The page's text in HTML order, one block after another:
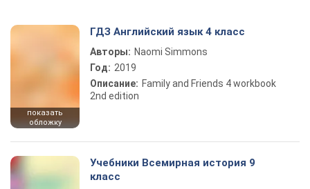
показать
обложку
ГДЗ Английский язык 4 класс
Авторы: Naomi Simmons
Год: 2019
Описание: Family and Friends 4 workbook
2nd edition
Учебники Всемирная история 9
класс